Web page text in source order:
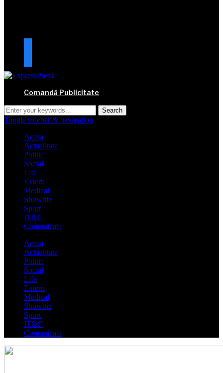
Comandă Publicitate
Toggle sidebar & navigation
Acasa
Actualitate
Politic
Social
Life
Extern
Medical
Showbiz
Sport
IT&C
Comunicate
Acasa
Actualitate
Politic
Social
Life
Extern
Medical
Showbiz
Sport
IT&C
Comunicate